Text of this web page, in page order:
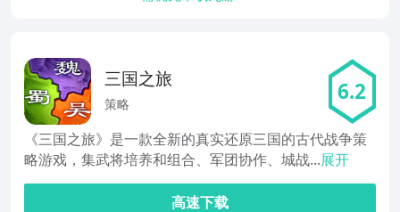
三国之旅
策略 6.2
《三国之旅》是一款全新的真实还原三国的古代战争策
略游戏，集武将培养和组合、军团协作、城战...展开
高速下载